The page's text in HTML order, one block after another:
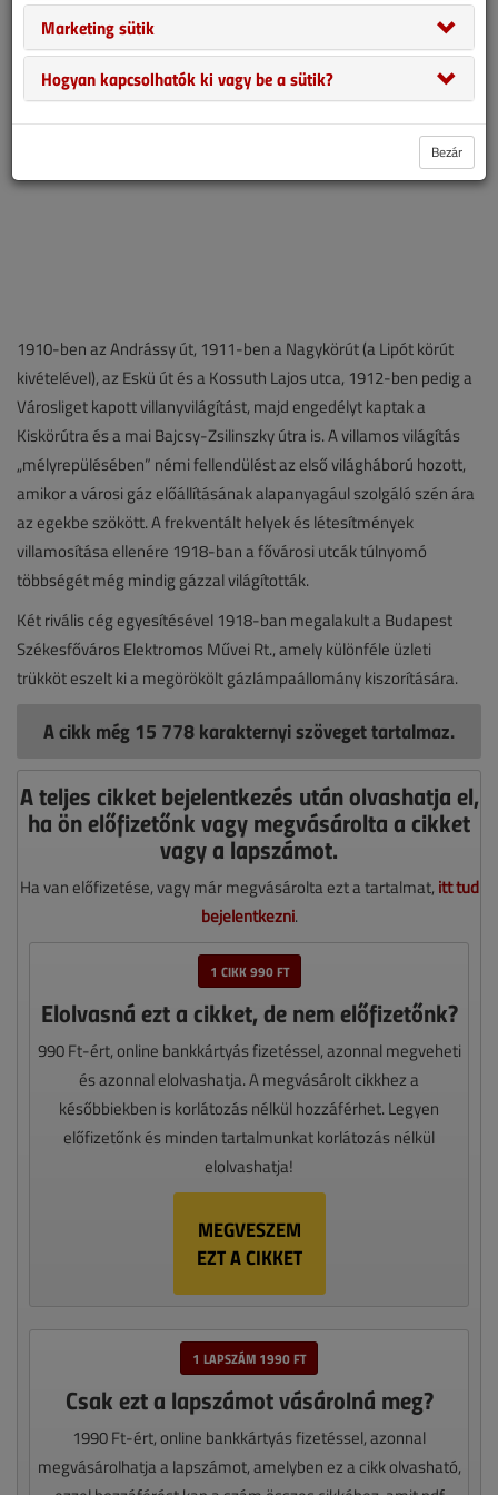
1910-ben az Andrássy út, 1911-ben a Nagykörút (a Lipót körút
kivételével), az Eskü út és a Kossuth Lajos utca, 1912-ben pedig a
Városliget kapott villanyvilágítást, majd engedélyt kaptak a
Kiskörútra és a mai Bajcsy-Zsilinszky útra is. A villamos világítás
„mélyrepülésében” némi fellendülést az első világháború hozott,
amikor a városi gáz előállításának alapanyagául szolgáló szén ára
az egekbe szökött. A frekventált helyek és létesítmények
villamosítása ellenére 1918-ban a fővárosi utcák túlnyomó
többségét még mindig gázzal világították.
Két rivális cég egyesítésével 1918-ban megalakult a Budapest
Székesfőváros Elektromos Művei Rt., amely különféle üzleti
trükköt eszelt ki a megörökölt gázlámpaállomány kiszorítására.
A cikk még 15 778 karakternyi szöveget tartalmaz.
A teljes cikket bejelentkezés után olvashatja el,
ha ön előfizetőnk vagy megvásárolta a cikket
vagy a lapszámot.
Ha van előfizetése, vagy már megvásárolta ezt a tartalmat, itt tud
bejelentkezni.
1 CIKK 990 FT
Elolvasná ezt a cikket, de nem előfizetőnk?
990 Ft-ért, online bankkártyás fizetéssel, azonnal megveheti
és azonnal elolvashatja. A megvásárolt cikkhez a
későbbiekben is korlátozás nélkül hozzáférhet. Legyen
előfizetőnk és minden tartalmunkat korlátozás nélkül
elolvashatja!
MEGVESZEM
EZT A CIKKET
1 LAPSZÁM 1990 FT
Csak ezt a lapszámot vásárolná meg?
1990 Ft-ért, online bankkártyás fizetéssel, azonnal
megvásárolhatja a lapszámot, amelyben ez a cikk olvasható,
Marketing sütik
Hogyan kapcsolhatók ki vagy be a sütik?
Bezár